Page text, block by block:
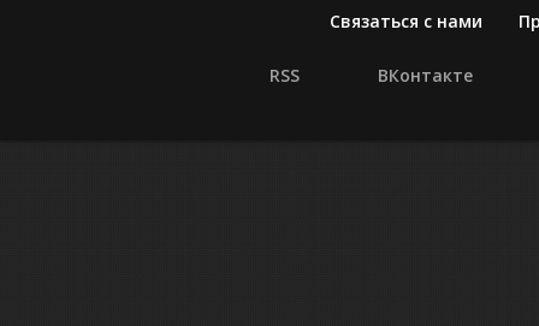
Связаться с нами
RSS ВКонтакте